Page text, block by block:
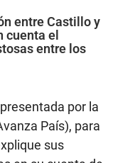
entre Castillo y
cuenta el
entre los
por la
País), para
sus